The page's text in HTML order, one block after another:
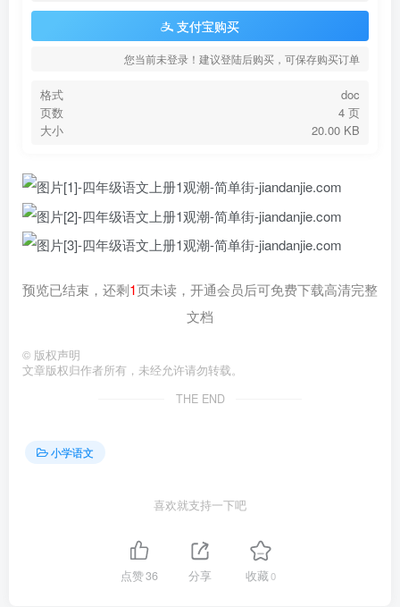
支付宝购买
您当前未登录！建议登陆后购买，可保存购买订单
格式
doc
页数
4 页
大小
20.00 KB
预览已结束，还剩1页未读，开通会员后可免费下载高清完整
文档
© 版权声明
文章版权归作者所有，未经允许请勿转载。
THE END
小学语文
喜欢就支持一下吧
点赞36 分享 收藏0